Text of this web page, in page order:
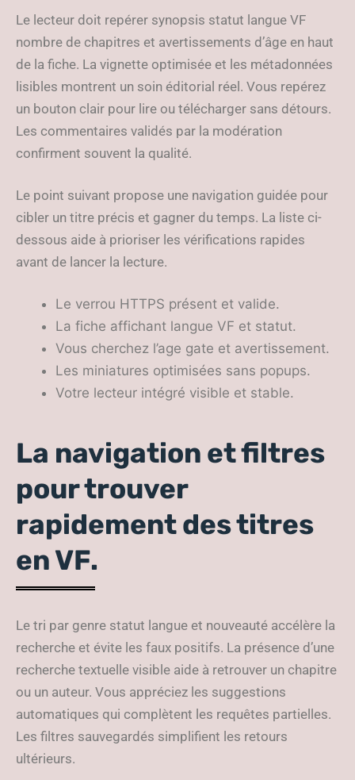
Le lecteur doit repérer synopsis statut langue VF
nombre de chapitres et avertissements d’âge en haut
de la fiche. La vignette optimisée et les métadonnées
lisibles montrent un soin éditorial réel. Vous repérez
un bouton clair pour lire ou télécharger sans détours.
Les commentaires validés par la modération
confirment souvent la qualité.
Le point suivant propose une navigation guidée pour
cibler un titre précis et gagner du temps. La liste ci-
dessous aide à prioriser les vérifications rapides
avant de lancer la lecture.
Le verrou HTTPS présent et valide.
La fiche affichant langue VF et statut.
Vous cherchez l’age gate et avertissement.
Les miniatures optimisées sans popups.
Votre lecteur intégré visible et stable.
La navigation et filtres
pour trouver
rapidement des titres
en VF.
Le tri par genre statut langue et nouveauté accélère la
recherche et évite les faux positifs. La présence d’une
recherche textuelle visible aide à retrouver un chapitre
ou un auteur. Vous appréciez les suggestions
automatiques qui complètent les requêtes partielles.
Les filtres sauvegardés simplifient les retours
ultérieurs.